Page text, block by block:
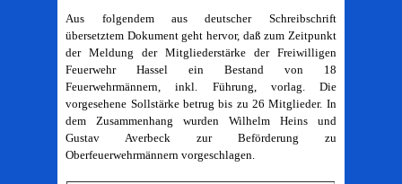
Aus folgendem aus deutscher Schreibschrift
übersetztem Dokument geht hervor, daß zum Zeitpunkt
der Meldung der Mitgliederstärke der Freiwilligen
Feuerwehr Hassel ein Bestand von 18
Feuerwehrmännern, inkl. Führung, vorlag. Die
vorgesehene Sollstärke betrug bis zu 26 Mitglieder. In
dem Zusammenhang wurden Wilhelm Heins und
Gustav Averbeck zur Beförderung zu
Oberfeuerwehrmännern vorgeschlagen.